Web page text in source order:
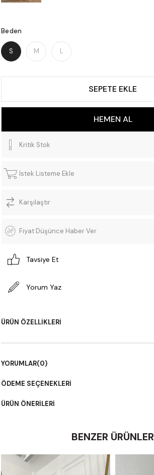
Beden
S M L
Kritik Stok
İstek Listeme Ekle
Karşılaştır
Fiyat Düşünce Haber Ver
Tavsiye Et
Yorum Yaz
ÜRÜN ÖZELLIKLERI
YORUMLAR(0)
ÖDEME SEÇENEKLERI
ÜRÜN ÖNERILERI
BENZER ÜRÜNLER